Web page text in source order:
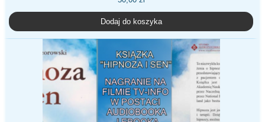
Dodaj do koszyka